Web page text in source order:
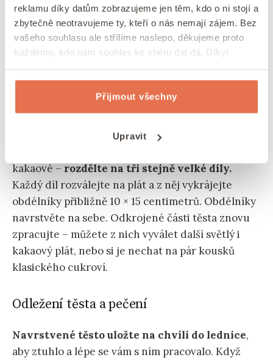
reklamu díky datům zobrazujeme jen těm, kdo o ni stojí a
zbytečně neotravujeme ty, kteří o nás nemají zájem. Bez
vašeho souhlasu ale střílíme naslepo, děkujeme proto
každému, kdo nám souhlas ke sběru dat dá. Díky!
Přijmout všechny
Upravit
Nezapomeňte na kakao a rozdělení těsta
cukroví rozdělte na dvě poloviny a do jedné z
kakaové – rozdělte na tři stejně velké díly.
Každý díl rozválejte na plát a z něj vykrájejte
obdélníky přibližně 10 × 15 centimetrů. Obdélníky
navrstvěte na sebe. Odkrojené části těsta znovu
zpracujte – můžete z nich vyválet další světlý i
kakaový plát, nebo si je nechat na pár kousků
klasického cukroví.
Odležení těsta a pečení
Navrstvené těsto uložte na chvíli do lednice,
aby ztuhlo a lépe se vám s ním pracovalo. Když